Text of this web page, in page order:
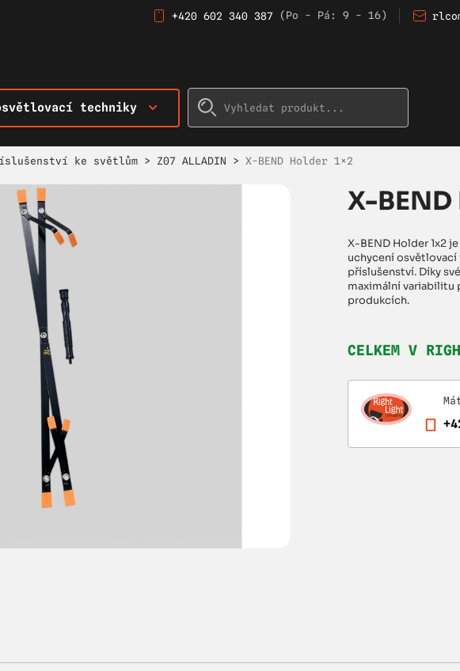
+420 602 340 387 (Po - Pá: 9 - 16)
techniky
ke světlům > Z07 ALLADIN > X-BEND Holder 1×2
X-
X-BEND Holder 1x2
uchycení
příslušenství. Díky
maximální variabilitu
produkcích.
CELKEM V